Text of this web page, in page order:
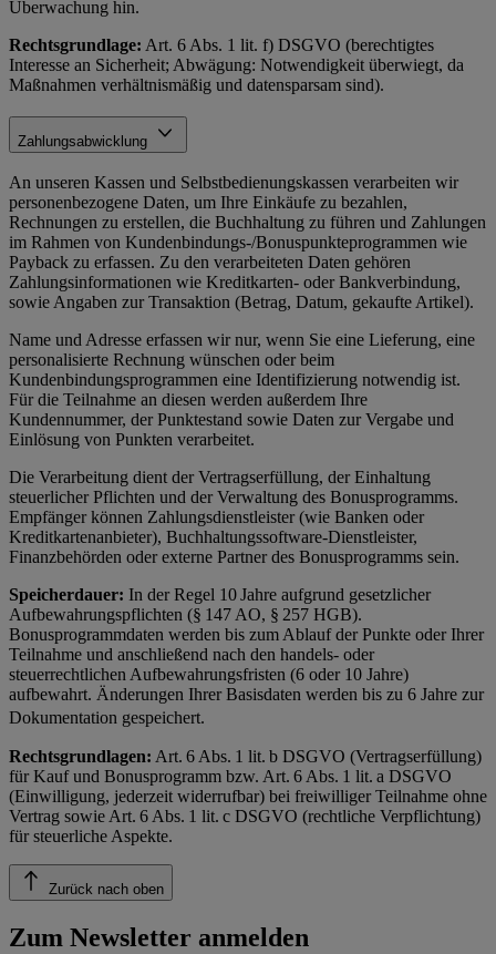
Überwachung hin.
Rechtsgrundlage: Art. 6 Abs. 1 lit. f) DSGVO (berechtigtes
Interesse an Sicherheit; Abwägung: Notwendigkeit überwiegt, da
Maßnahmen verhältnismäßig und datensparsam sind).
Zahlungsabwicklung
An unseren Kassen und Selbstbedienungskassen verarbeiten wir
personenbezogene Daten, um Ihre Einkäufe zu bezahlen,
Rechnungen zu erstellen, die Buchhaltung zu führen und Zahlungen
im Rahmen von Kundenbindungs-/Bonuspunkteprogrammen wie
Payback zu erfassen. Zu den verarbeiteten Daten gehören
Zahlungsinformationen wie Kreditkarten- oder Bankverbindung,
sowie Angaben zur Transaktion (Betrag, Datum, gekaufte Artikel).
Name und Adresse erfassen wir nur, wenn Sie eine Lieferung, eine
personalisierte Rechnung wünschen oder beim
Kundenbindungsprogrammen eine Identifizierung notwendig ist.
Für die Teilnahme an diesen werden außerdem Ihre
Kundennummer, der Punktestand sowie Daten zur Vergabe und
Einlösung von Punkten verarbeitet.
Die Verarbeitung dient der Vertragserfüllung, der Einhaltung
steuerlicher Pflichten und der Verwaltung des Bonusprogramms.
Empfänger können Zahlungsdienstleister (wie Banken oder
Kreditkartenanbieter), Buchhaltungssoftware-Dienstleister,
Finanzbehörden oder externe Partner des Bonusprogramms sein.
Speicherdauer: In der Regel 10 Jahre aufgrund gesetzlicher
Aufbewahrungspflichten (§ 147 AO, § 257 HGB).
Bonusprogrammdaten werden bis zum Ablauf der Punkte oder Ihrer
Teilnahme und anschließend nach den handels- oder
steuerrechtlichen Aufbewahrungsfristen (6 oder 10 Jahre)
aufbewahrt. Änderungen Ihrer Basisdaten werden bis zu 6 Jahre zur
Dokumentation gespeichert.
Rechtsgrundlagen: Art. 6 Abs. 1 lit. b DSGVO (Vertragserfüllung)
für Kauf und Bonusprogramm bzw. Art. 6 Abs. 1 lit. a DSGVO
(Einwilligung, jederzeit widerrufbar) bei freiwilliger Teilnahme ohne
Vertrag sowie Art. 6 Abs. 1 lit. c DSGVO (rechtliche Verpflichtung)
für steuerliche Aspekte.
Zurück nach oben
Zum Newsletter anmelden